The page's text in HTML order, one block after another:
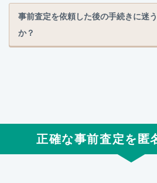
事前査定を依頼した後の手続きに迷
か？
正確な事前査定を匿